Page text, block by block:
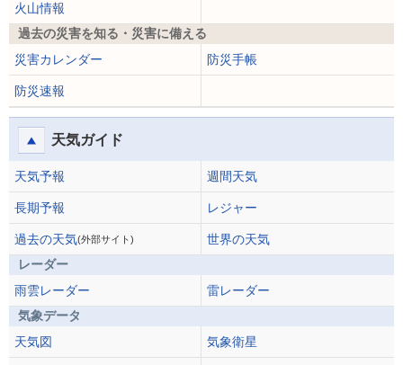
火山情報
過去の災害を知る・災害に備える
災害カレンダー
防災手帳
防災速報
天気ガイド
天気予報 週間天気
長期予報 レジャー
過去の天気(外部サイト)
世界の天気
レーダー
雨雲レーダー
雷レーダー
気象データ
天気図
気象衛星